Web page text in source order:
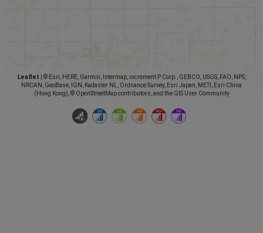
Leaflet
© Esri, HERE, Garmin, Intermap, increment P Corp., GEBCO, USGS, FAO, NPS,
NRCAN, GeoBase, IGN, Kadaster NL, Ordnance Survey, Esri Japan, METI, Esri China
(Hong Kong), © OpenStreetMap contributors, and the GIS User Community